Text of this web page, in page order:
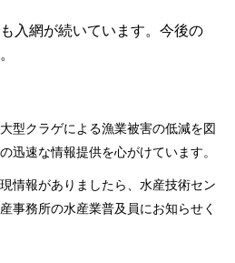
入網が続いています。今後の
型クラゲによる漁業被害の低減を図
迅速な情報提供を心がけています。
情報がありましたら、水産技術セン
事務所の水産業普及員にお知らせく